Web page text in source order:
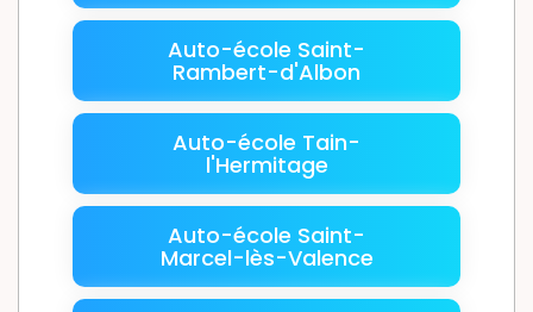
Auto-école Saint-
Rambert-d'Albon
Auto-école Tain-
l'Hermitage
Auto-école Saint-
Marcel-lès-Valence